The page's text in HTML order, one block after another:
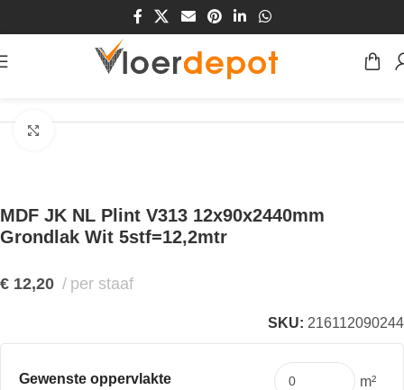
MDF JK NL Plint V313 12x90x2440mm
Grondlak Wit 5stf=12,2mtr
€ 12,20 per staaf
SKU: 216112090244
Gewenste oppervlakte m²